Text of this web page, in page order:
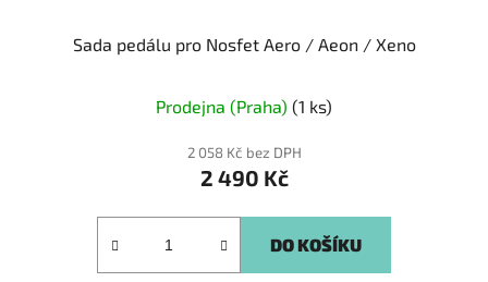
Sada pedálu pro Nosfet Aero / Aeon / Xeno
Prodejna (Praha) (1 ks)
2 058 Kč bez DPH
2 490 Kč
DO KOŠÍKU